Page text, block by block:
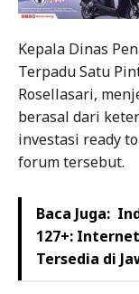
Kepala Dinas
Terpadu Satu
Rosellasari,
berasal dari
investasi ready
forum tersebut.
Baca Juga:
127+:
Tersedia di